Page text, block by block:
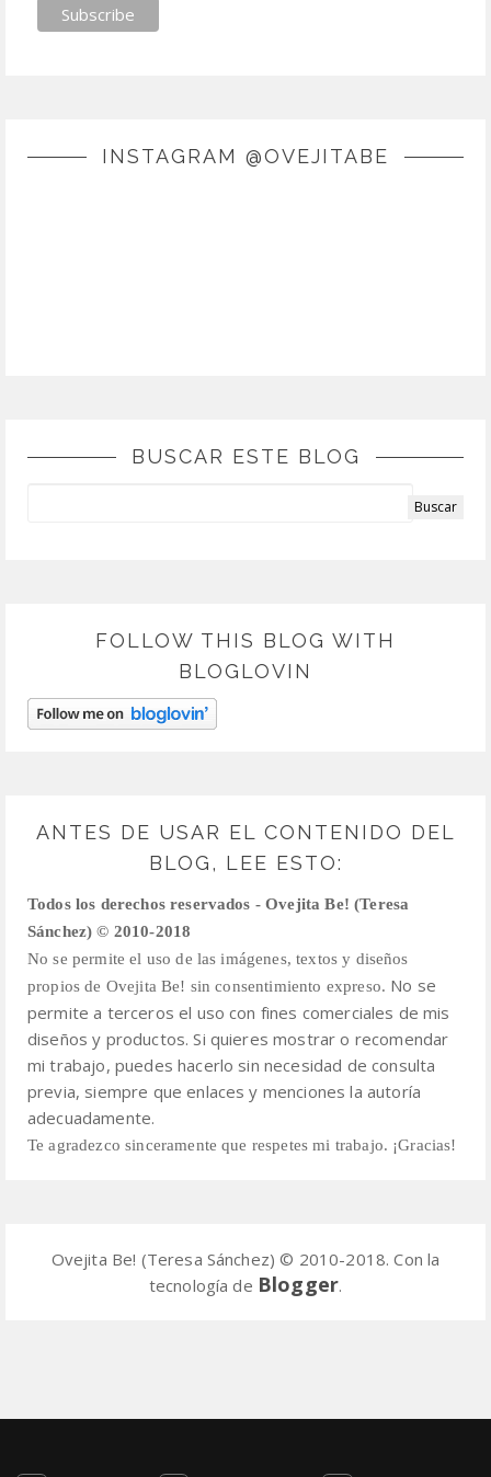
INSTAGRAM @OVEJITABE
BUSCAR ESTE BLOG
FOLLOW THIS BLOG WITH
BLOGLOVIN
ANTES DE USAR EL CONTENIDO DEL
BLOG, LEE ESTO:
Todos los derechos reservados - Ovejita Be! (Teresa
Sánchez) © 2010-2018
No se permite el uso de las imágenes, textos y diseños
propios de Ovejita Be! sin consentimiento expreso. No se
permite a terceros el uso con fines comerciales de mis
diseños y productos.Si quieres mostrar o recomendar
mi trabajo, puedes hacerlo sin necesidad de consulta
previa, siempre que enlaces y menciones la autoría
adecuadamente.
Te agradezco sinceramente que respetes mi trabajo. ¡Gracias!
Ovejita Be! (Teresa Sánchez) © 2010-2018. Con la
tecnología de Blogger.